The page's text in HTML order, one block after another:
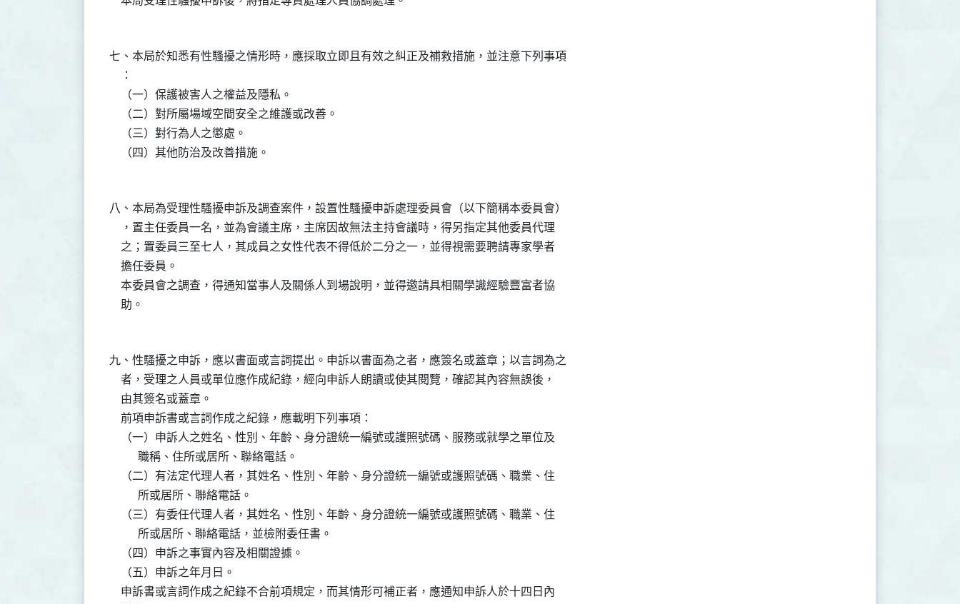
七、本局於知悉有性騷擾之情形時，應採取立即且有效之糾正及補救措施，並注意下列事項
    ：
    （一）保護被害人之權益及隱私。
    （二）對所屬場域空間安全之維護或改善。
    （三）對行為人之懲處。
八、本局為受理性騷擾申訴及調查案件，設置性騷擾申訴處理委員會（以下簡稱本委員會）
    ，置主任委員一名，並為會議主席，主席因故無法主持會議時，得另指定其他委員代理
    之；置委員三至七人，其成員之女性代表不得低於二分之一，並得視需要聘請專家學者
    擔任委員。
    本委員會之調查，得通知當事人及關係人到場說明，並得邀請具相關學識經驗豐富者協
九、性騷擾之申訴，應以書面或言詞提出。申訴以書面為之者，應簽名或蓋章；以言詞為之
    者，受理之人員或單位應作成紀錄，經向申訴人朗讀或使其閱覽，確認其內容無誤後，
    由其簽名或蓋章。
    前項申訴書或言詞作成之紀錄，應載明下列事項：
    （一）申訴人之姓名、性別、年齡、身分證統一編號或護照號碼、服務或就學之單位及
          職稱、住所或居所、聯絡電話。
    （二）有法定代理人者，其姓名、性別、年齡、身分證統一編號或護照號碼、職業、住
          所或居所、聯絡電話。
    （三）有委任代理人者，其姓名、性別、年齡、身分證統一編號或護照號碼、職業、住
          所或居所、聯絡電話，並檢附委任書。
    （四）申訴之事實內容及相關證據。
    （五）申訴之年月日。
    申訴書或言詞作成之紀錄不合前項規定，而其情形可補正者，應通知申訴人於十四日內